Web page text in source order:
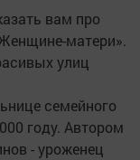
вам про
матери».
улиц
семейного
году. Автором
- уроженец